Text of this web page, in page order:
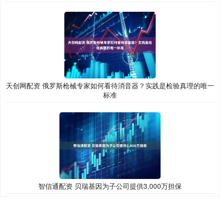
天创网配资 俄罗斯枪械专家如何看待消音器？实践是检验真理的唯一
标准
智信通配资 贝瑞基因为子公司提供3,000万担保